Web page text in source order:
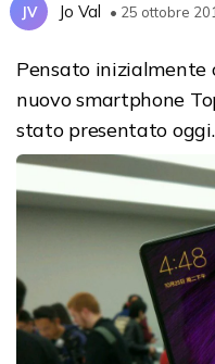
JV Jo Val • 25 ottobre
Pensato inizialmente
nuovo smartphone
stato presentato oggi.